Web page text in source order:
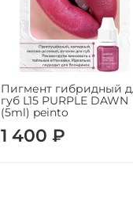
Пигмент гибридный
губ L15 PURPLE DAWN
(5ml) peinto
1 400 ₽